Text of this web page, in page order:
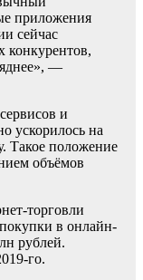
приложения
сейчас
конкурентов,
—
и
ускорилось на
Такое положение
объёмов
торговли
в онлайн-
рублей.
го.